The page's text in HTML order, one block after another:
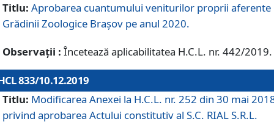
Titlu: Aprobarea cuantumului veniturilor proprii aferente
Grădinii Zoologice Braşov pe anul 2020.
Observații : Încetează aplicabilitatea H.C.L. nr. 442/2019.
833/10.12.2019
Titlu: Modificarea Anexei la H.C.L. nr. 252 din 30 mai
privind aprobarea Actului constitutiv al S.C. RIAL S.R.L.